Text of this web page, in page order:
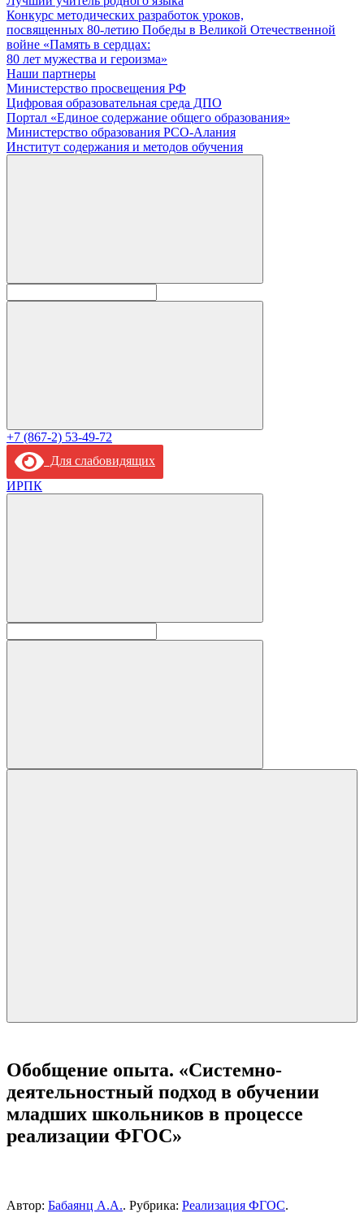
Конкурс методических разработок уроков,
посвященных 80-летию Победы в Великой Отечественной
войне «Память в сердцах:
80 лет мужества и героизма»
Наши партнеры
Министерство просвещения РФ
Цифровая образовательная среда ДПО
Портал «Единое содержание общего образования»
Министерство образования РСО-Алания
Институт содержания и методов обучения
+7 (867-2) 53-49-72
Для слабовидящих
ИРПК
Обобщение опыта. «Системно-
деятельностный подход в обучении
младших школьников в процессе
реализации ФГОС»
Автор: Бабаянц А.А.. Рубрика: Реализация ФГОС.